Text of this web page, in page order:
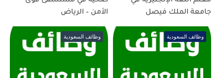
جامعة الملك فيصل
الأمن – الرياض
وظائف السعودية وظائف السعودية